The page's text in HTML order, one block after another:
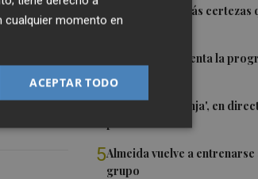
2 Awa Fam deja más
WNBA
3 El Valencia presenta la
Trofeu Taronja
4El 'Trofeu Taronja', en
5Almeida vuelve a
grupo
cualquier momento en
ACEPTAR TODO